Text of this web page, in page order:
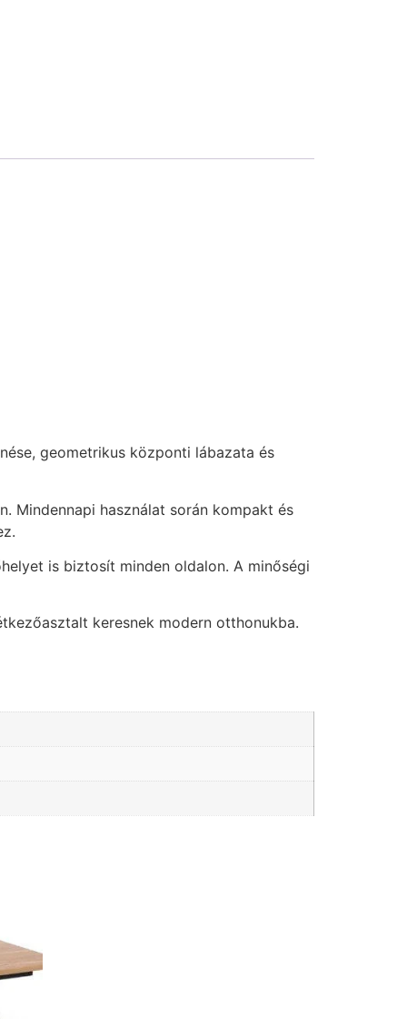
geometrikus központi lábazata és
Mindennapi használat során kompakt és
is biztosít minden oldalon. A minőségi
keresnek modern otthonukba.